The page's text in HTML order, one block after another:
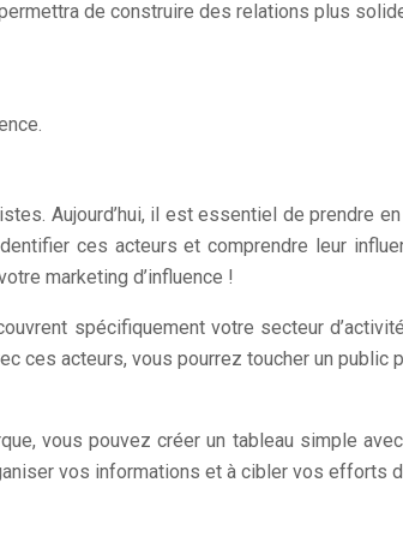
de construire des relations plus
Aujourd’hui, il est essentiel de prendre
ces acteurs et comprendre leur
marketing d’influence !
spécifiquement votre secteur
acteurs, vous pourrez toucher un public
vous pouvez créer un tableau simple
vos informations et à cibler vos efforts